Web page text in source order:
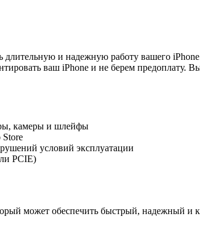
длительную и надежную работу вашего
ваш iPhone и не берем предоплату.
камеры и шлейфы
Store
условий эксплуатации
PCIE)
может обеспечить быстрый, надежный